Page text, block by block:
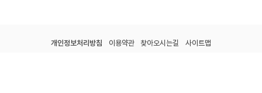
개인정보처리방침 이용약관 찾아오시는길 사이트맵